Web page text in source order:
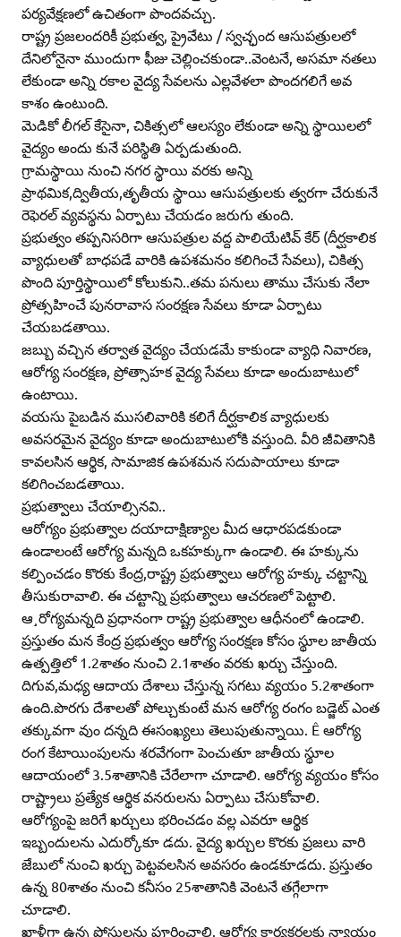
పర్యవేక్షణలో ఉచితంగా పొందవచ్చు.
రాష్ట్ర ప్రజలందరికీ ప్రభుత్వ, ప్రైవేటు / స్వచ్ఛంద ఆసుపత్రులలో
దేనిలోనైనా ముందుగా ఫీజు చెల్లించకుండా..వెంటనే, అసమా నతలు
లేకుండా అన్ని రకాల వైద్య సేవలను ఎల్లవేళలా పొందగలిగే అవ
కాశం ఉంటుంది.
మెడికో లీగల్‌ కేసైనా, చికిత్సలో ఆలస్యం లేకుండా అన్ని స్థాయిలలో
వైద్యం అందు కునే పరిస్థితి ఏర్పడుతుంది.
గ్రామస్థాయి నుంచి నగర స్థాయి వరకు అన్ని
ప్రాథమిక,ద్వితీయ,తృతీయ స్థాయి ఆసుపత్రులకు త్వరగా చేరుకునే
రెఫెరల్‌ వ్యవస్థను ఏర్పాటు చేయడం జరుగు తుంది.
ప్రభుత్వం తప్పనిసరిగా ఆసుపత్రుల వద్ద పాలియేటివ్‌ కేర్‌ (దీర్ఘకాలిక
వ్యాధులతో బాధపడే వారికి ఉపశమనం కలిగించే సేవలు), చికిత్స
పొంది పూర్తిస్థాయిలో కోలుకుని..తమ పనులు తాము చేసుకు నేలా
ప్రోత్సహించే పునరావాస సంరక్షణ సేవలు కూడా ఏర్పాటు
చేయబడతాయి.
జబ్బు వచ్చిన తర్వాత వైద్యం చేయడమే కాకుండా వ్యాధి నివారణ,
ఆరోగ్య సంరక్షణ, ప్రోత్సాహక వైద్య సేవలు కూడా అందుబాటులో
ఉంటాయి.
వయసు పైబడిన ముసలివారికి కలిగే దీర్ఘకాలిక వ్యాధులకు
అవసరమైన వైద్యం కూడా అందుబాటులోకి వస్తుంది. వీరి జీవితానికి
కావలసిన ఆర్థిక, సామాజిక ఉపశమన సదుపాయాలు కూడా
కలిగించబడతాయి.
ప్రభుత్వాలు చేయాల్సినవి..
ఆరోగ్యం ప్రభుత్వాల దయాదాక్షిణ్యాల మీద ఆధారపడకుండా
ఉండాలంటే ఆరోగ్య మన్నది ఒకహక్కుగా ఉండాలి. ఈ హక్కును
కల్పించడం కొరకు కేంద్ర,రాష్ట్ర ప్రభుత్వాలు ఆరోగ్య హక్కు చట్టాన్ని
తీసుకురావాలి. ఈ చట్టాన్ని ప్రభుత్వాలు ఆచరణలో పెట్టాలి.
ఆ¸రోగ్యమన్నది ప్రధానంగా రాష్ట్ర ప్రభుత్వాల ఆధీనంలో ఉండాలి.
ప్రస్తుతం మన కేంద్ర ప్రభుత్వం ఆరోగ్య సంరక్షణ కోసం స్థూల జాతీయ
ఉత్పత్తిలో 1.2శాతం నుంచి 2.1శాతం వరకు ఖర్చు చేస్తుంది.
దిగువ,మధ్య ఆదాయ దేశాలు చేస్తున్న సగటు వ్యయం 5.2శాతంగా
ఉంది.పొరగు దేశాలతో పోల్చుకుంటే మన ఆరోగ్య రంగం బడ్జెట్‌ ఎంత
తక్కువగా వుం దన్నది ఈసంఖ్యలు తెలుపుతున్నాయి. Ê ఆరోగ్య
రంగ కేటాయింపులను శరవేగంగా పెంచుతూ జాతీయ స్థూల
ఆదాయంలో 3.5శాతానికి చేరేలాగా చూడాలి. ఆరోగ్య వ్యయం కోసం
రాష్ట్రాలు ప్రత్యేక ఆర్థిక వనరులను ఏర్పాటు చేసుకోవాలి.
ఆరోగ్యంపై జరిగే ఖర్చులు భరించడం వల్ల ఎవరూ ఆర్థిక
ఇబ్బందులను ఎదుర్కోకూ డదు. వైద్య ఖర్చుల కొరకు ప్రజలు వారి
జేబులో నుంచి ఖర్చు పెట్టవలసిన అవసరం ఉండకూడదు. ప్రస్తుతం
ఉన్న 80శాతం నుంచి కనీసం 25శాతానికి వెంటనే తగ్గేలాగా
చూడాలి.
ఖాళీగా ఉన్న పోస్టులను పూరించాలి. ఆరోగ్య కార్యకర్తలకు న్యాయం